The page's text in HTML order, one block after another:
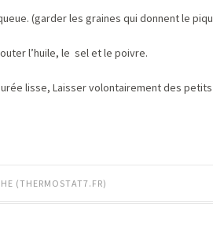
(garder les graines qui donnent le
l’huile, le sel et le poivre.
lisse, Laisser volontairement des
(THERMOSTAT7.FR)